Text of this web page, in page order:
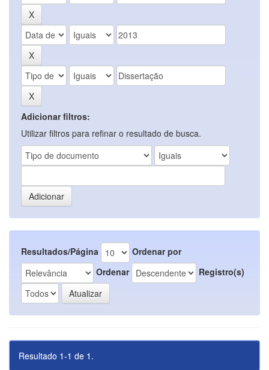
Adicionar filtros:
Utilizar filtros para refinar o resultado de busca.
Resultados/Página
Ordenar por
Ordenar
Registro(s)
Resultado 1-1 de 1.